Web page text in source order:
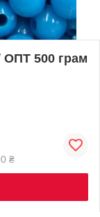
ОПТ 500 грам
₴